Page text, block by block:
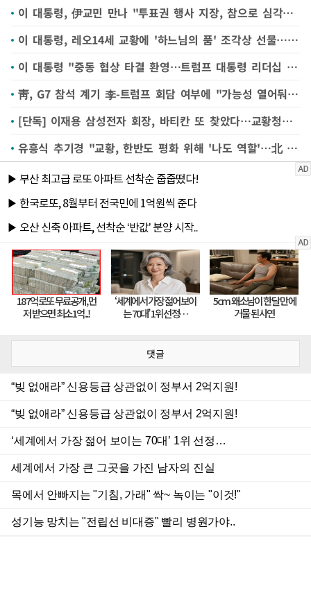
이 대통령, 伊교민 만나 "투표권 행사 지장, 참으로 심각한 문제"(종합)
이 대통령, 레오14세 교황에 '하느님의 품' 조각상 선물…교황, '풍요의 뿔' 도자기 전달(종합)
이 대통령 "중동 협상 타결 환영…트럼프 대통령 리더십 높이 평가"
靑, G7 참석 계기 李-트럼프 회담 여부에 "가능성 열어둬…구체 진전은 없어"
[단독] 이재용 삼성전자 회장, 바티칸 또 찾았다…교황청과 인연 이어가
유흥식 추기경 "교황, 한반도 평화 위해 '나도 역할'…北 초청하면 가신다"
댓글